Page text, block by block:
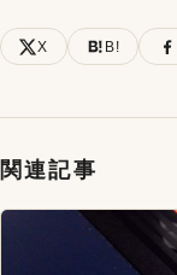
X B!
関連記事